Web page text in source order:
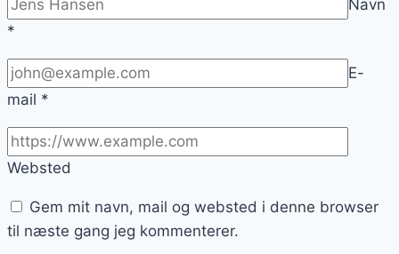
Navn
*
E-
mail *
Websted
Gem mit navn, mail og websted i denne browser
til næste gang jeg kommenterer.